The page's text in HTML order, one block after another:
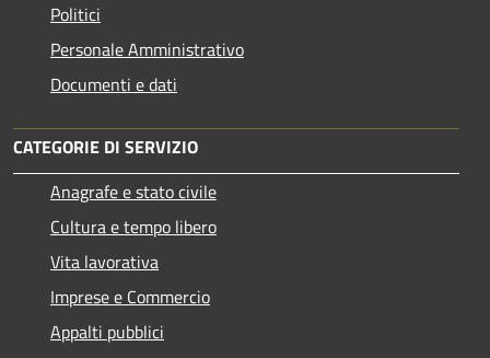
Politici
Personale Amministrativo
Documenti e dati
CATEGORIE DI SERVIZIO
Anagrafe e stato civile
Cultura e tempo libero
Vita lavorativa
Imprese e Commercio
Appalti pubblici